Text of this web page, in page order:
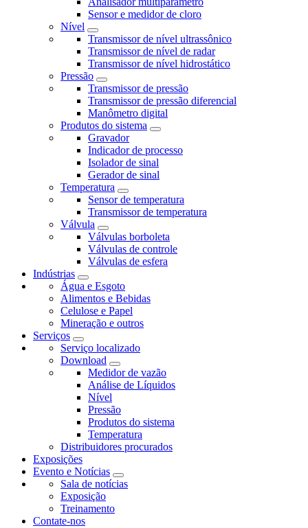
Sensor e medidor de cloro
Nível
Transmissor de nível ultrassônico
Transmissor de nível de radar
Transmissor de nível hidrostático
Pressão
Transmissor de pressão
Transmissor de pressão diferencial
Manômetro digital
Produtos do sistema
Gravador
Indicador de processo
Isolador de sinal
Gerador de sinal
Temperatura
Sensor de temperatura
Transmissor de temperatura
Válvula
Válvulas borboleta
Válvulas de controle
Válvulas de esfera
Indústrias
Água e Esgoto
Alimentos e Bebidas
Celulose e Papel
Mineração e outros
Serviços
Serviço localizado
Download
Medidor de vazão
Análise de Líquidos
Nível
Pressão
Produtos do sistema
Temperatura
Distribuidores procurados
Exposições
Evento e Notícias
Sala de notícias
Exposição
Treinamento
Contate-nos